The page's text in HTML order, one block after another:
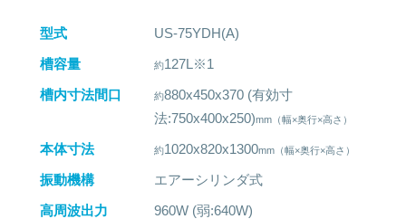
型式
US-75YDH(A)
槽容量
127L※1
槽内寸法間口
880x450x370 (有効寸
法:750x400x250)
本体寸法
1020x820x1300
振動機構
エアーシリンダ式
高周波出力
960W (弱:640W)